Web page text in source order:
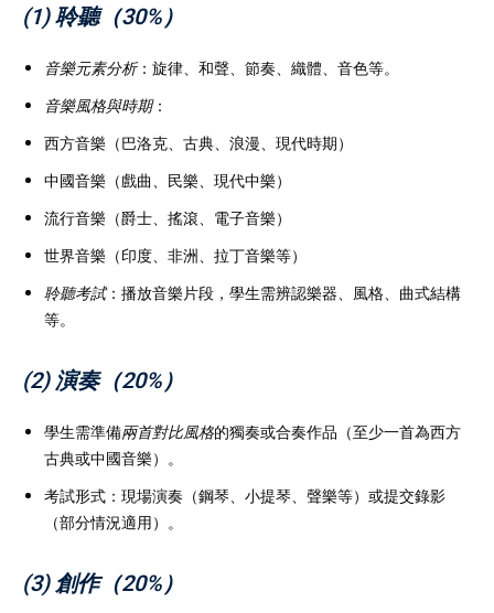
(1) 聆聽（30%）
音樂元素分析：旋律、和聲、節奏、織體、音色等。
音樂風格與時期：
西方音樂（巴洛克、古典、浪漫、現代時期）
中國音樂（戲曲、民樂、現代中樂）
流行音樂（爵士、搖滾、電子音樂）
世界音樂（印度、非洲、拉丁音樂等）
聆聽考試：播放音樂片段，學生需辨認樂器、風格、曲式結構
等。
(2) 演奏（20%）
學生需準備兩首對比風格的獨奏或合奏作品（至少一首為西方
古典或中國音樂）。
考試形式：現場演奏（鋼琴、小提琴、聲樂等）或提交錄影
（部分情況適用）。
(3) 創作（20%）